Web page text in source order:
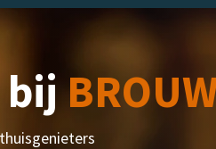
bij